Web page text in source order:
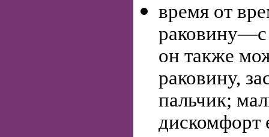
время от
раковину—с
он также
раковину,
пальчик;
дискомфорт